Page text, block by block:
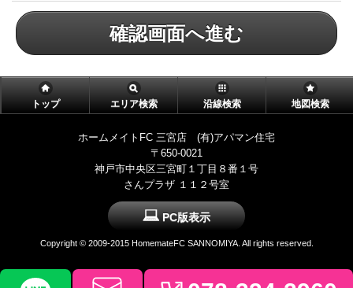
確認画面へ進む
トップ エリア検索 沿線検索 地図検索
ホームメイトFC 三宮店 (有)アパマン住宅
〒650-0021
神戸市中央区三宮町１丁目８番１号
さんプラザ １１２号室
PC版表示
Copyright © 2009-2015 HomemateFC SANNOMIYA. All rights reserved.